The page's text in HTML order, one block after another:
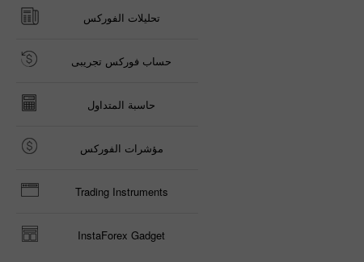
تحليلات الفوركس
حساب فوركس تجريبى
حاسبة المتداول
مؤشرات الفوركس
Trading Instruments
InstaForex Gadget